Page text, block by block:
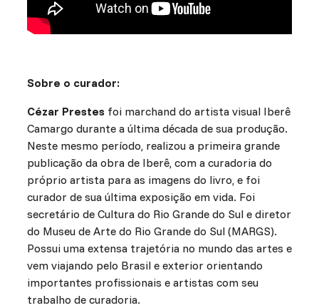
Sobre o curador:
Cézar Prestes foi marchand do artista visual Iberê
Camargo durante a última década de sua produção.
Neste mesmo período, realizou a primeira grande
publicação da obra de Iberê, com a curadoria do
próprio artista para as imagens do livro, e foi
curador de sua última exposição em vida. Foi
secretário de Cultura do Rio Grande do Sul e diretor
do Museu de Arte do Rio Grande do Sul (MARGS).
Possui uma extensa trajetória no mundo das artes e
vem viajando pelo Brasil e exterior orientando
importantes profissionais e artistas com seu
trabalho de curadoria.